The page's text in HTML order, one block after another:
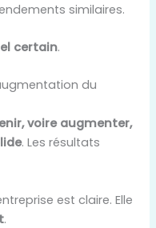
similaires.
certain.
du
voire augmenter,
. Les résultats
est claire. Elle
.